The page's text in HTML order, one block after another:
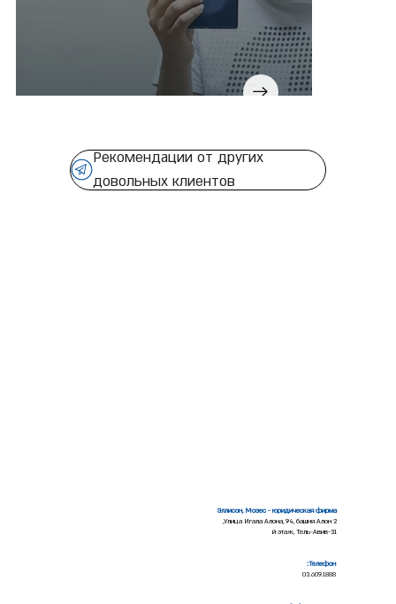
Рекомендации от других
довольных клиентов
Эллисон, Мозес - юридическая фирма
Улица Игала Алона, 94, башня Алон 2,
31-й этаж, Тель-Авив
Телефон:
03.609.1888